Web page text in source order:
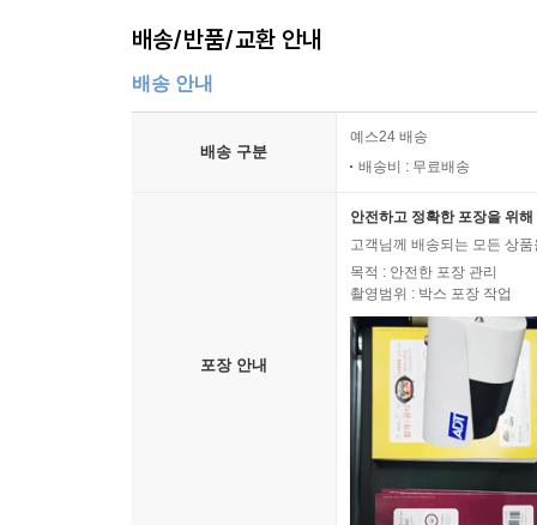
배송/반품/교환 안내
배송 안내
배송 구분
예스24 배송
배송비 : 무료배송
포장 안내
안전하고 정확한 포장을 위
고객님께 배송되는 모든 상
목적 : 안전한 포장 관리
촬영범위 : 박스 포장 작업